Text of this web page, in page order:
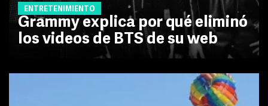
ENTRETENIMIENTO
Grammy explica por qué eliminó
los videos de BTS de su web